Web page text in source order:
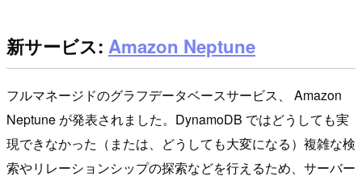
新サービス: Amazon Neptune
フルマネージドのグラフデータベースサービス、 Amazon
Neptune が発表されました。DynamoDB ではどうしても実
現できなかった（または、どうしても大変になる）複雑な検
索やリレーションシップの探索などを行えるため、サーバー